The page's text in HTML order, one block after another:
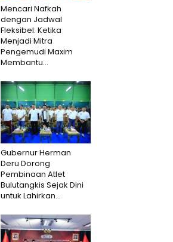
Mencari Nafkah
dengan Jadwal
Fleksibel: Ketika
Menjadi Mitra
Pengemudi Maxim
Membantu...
Gubernur Herman
Deru Dorong
Pembinaan Atlet
Bulutangkis Sejak Dini
untuk Lahirkan...